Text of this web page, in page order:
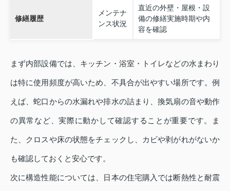
修繕履歴
メンテナ
ンス状況
直近の外壁・屋根・設
備の修繕実施時期や内
容を確認
まず内部設備では、キッチン・浴室・トイレなどの水まわり
は特に使用頻度が高いため、不具合が出やすい場所です。例
えば、蛇口からの水漏れや排水の詰まり、換気扇の音や動作
の異常など、実際に動かして確認することが重要です。ま
た、クロスや床の状態をチェックし、カビや剥がれがないか
も確認しておくと安心です。
次に構造性能については、日本の住宅購入では断熱性と耐震